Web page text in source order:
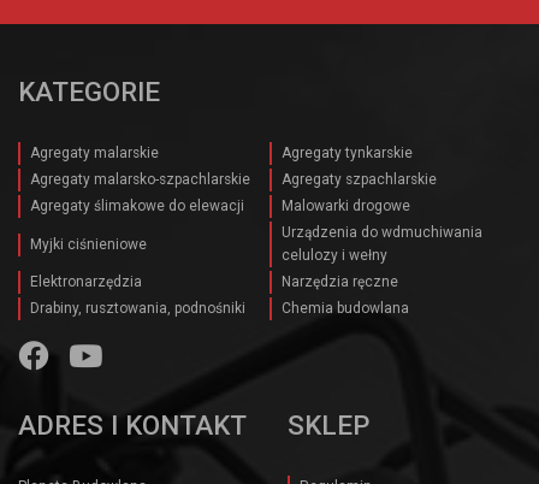
KATEGORIE
Agregaty malarskie
Agregaty tynkarskie
Agregaty malarsko-szpachlarskie
Agregaty szpachlarskie
Agregaty ślimakowe do elewacji
Malowarki drogowe
Myjki ciśnieniowe
Urządzenia do wdmuchiwania
celulozy i wełny
Elektronarzędzia
Narzędzia ręczne
Drabiny, rusztowania, podnośniki
Chemia budowlana
ADRES I KONTAKT SKLEP